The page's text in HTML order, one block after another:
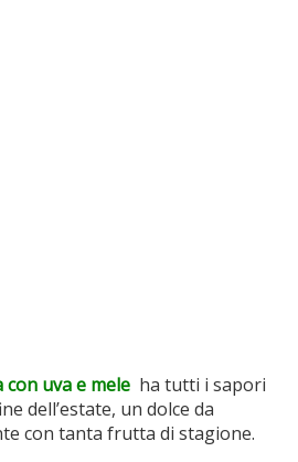
uva e mele ha tutti i sapori
dell’estate, un dolce da
con tanta frutta di stagione.